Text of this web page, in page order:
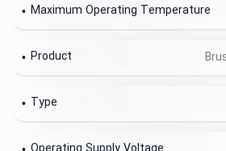
Maximum Operating Temperature
Product
Type